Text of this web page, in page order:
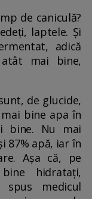
de caniculă?
laptele. Și
adică
mai bine,
de glucide,
bine apa în
bine. Nu mai
87% apă, iar în
Așa că, pe
hidratați,
medicul